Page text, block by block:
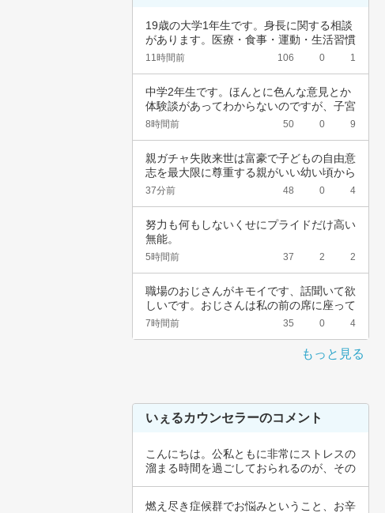
19歳の大学1年生です。身長に関する相談
があります。医療・食事・運動・生活習慣
など、…
11時間前 106 0 1
中学2年生です。ほんとに色んな意見とか
体験談があってわからないのですが、子宮
頚がんワ…
8時間前 50 0 9
親ガチャ失敗来世は富豪で子どもの自由意
志を最大限に尊重する親がいい幼い頃から
深夜正座…
37分前 48 0 4
努力も何もしないくせにプライドだけ高い
無能。
5時間前 37 2 2
職場のおじさんがキモイです、話聞いて欲
しいです。おじさんは私の前の席に座って
いて、い…
7時間前 35 0 4
もっと見る
いぇるカウンセラーのコメント
こんにちは。公私ともに非常にストレスの
溜まる時間を過ごしておられるのが、その
燃え尽き症候群でお悩みということ、お辛